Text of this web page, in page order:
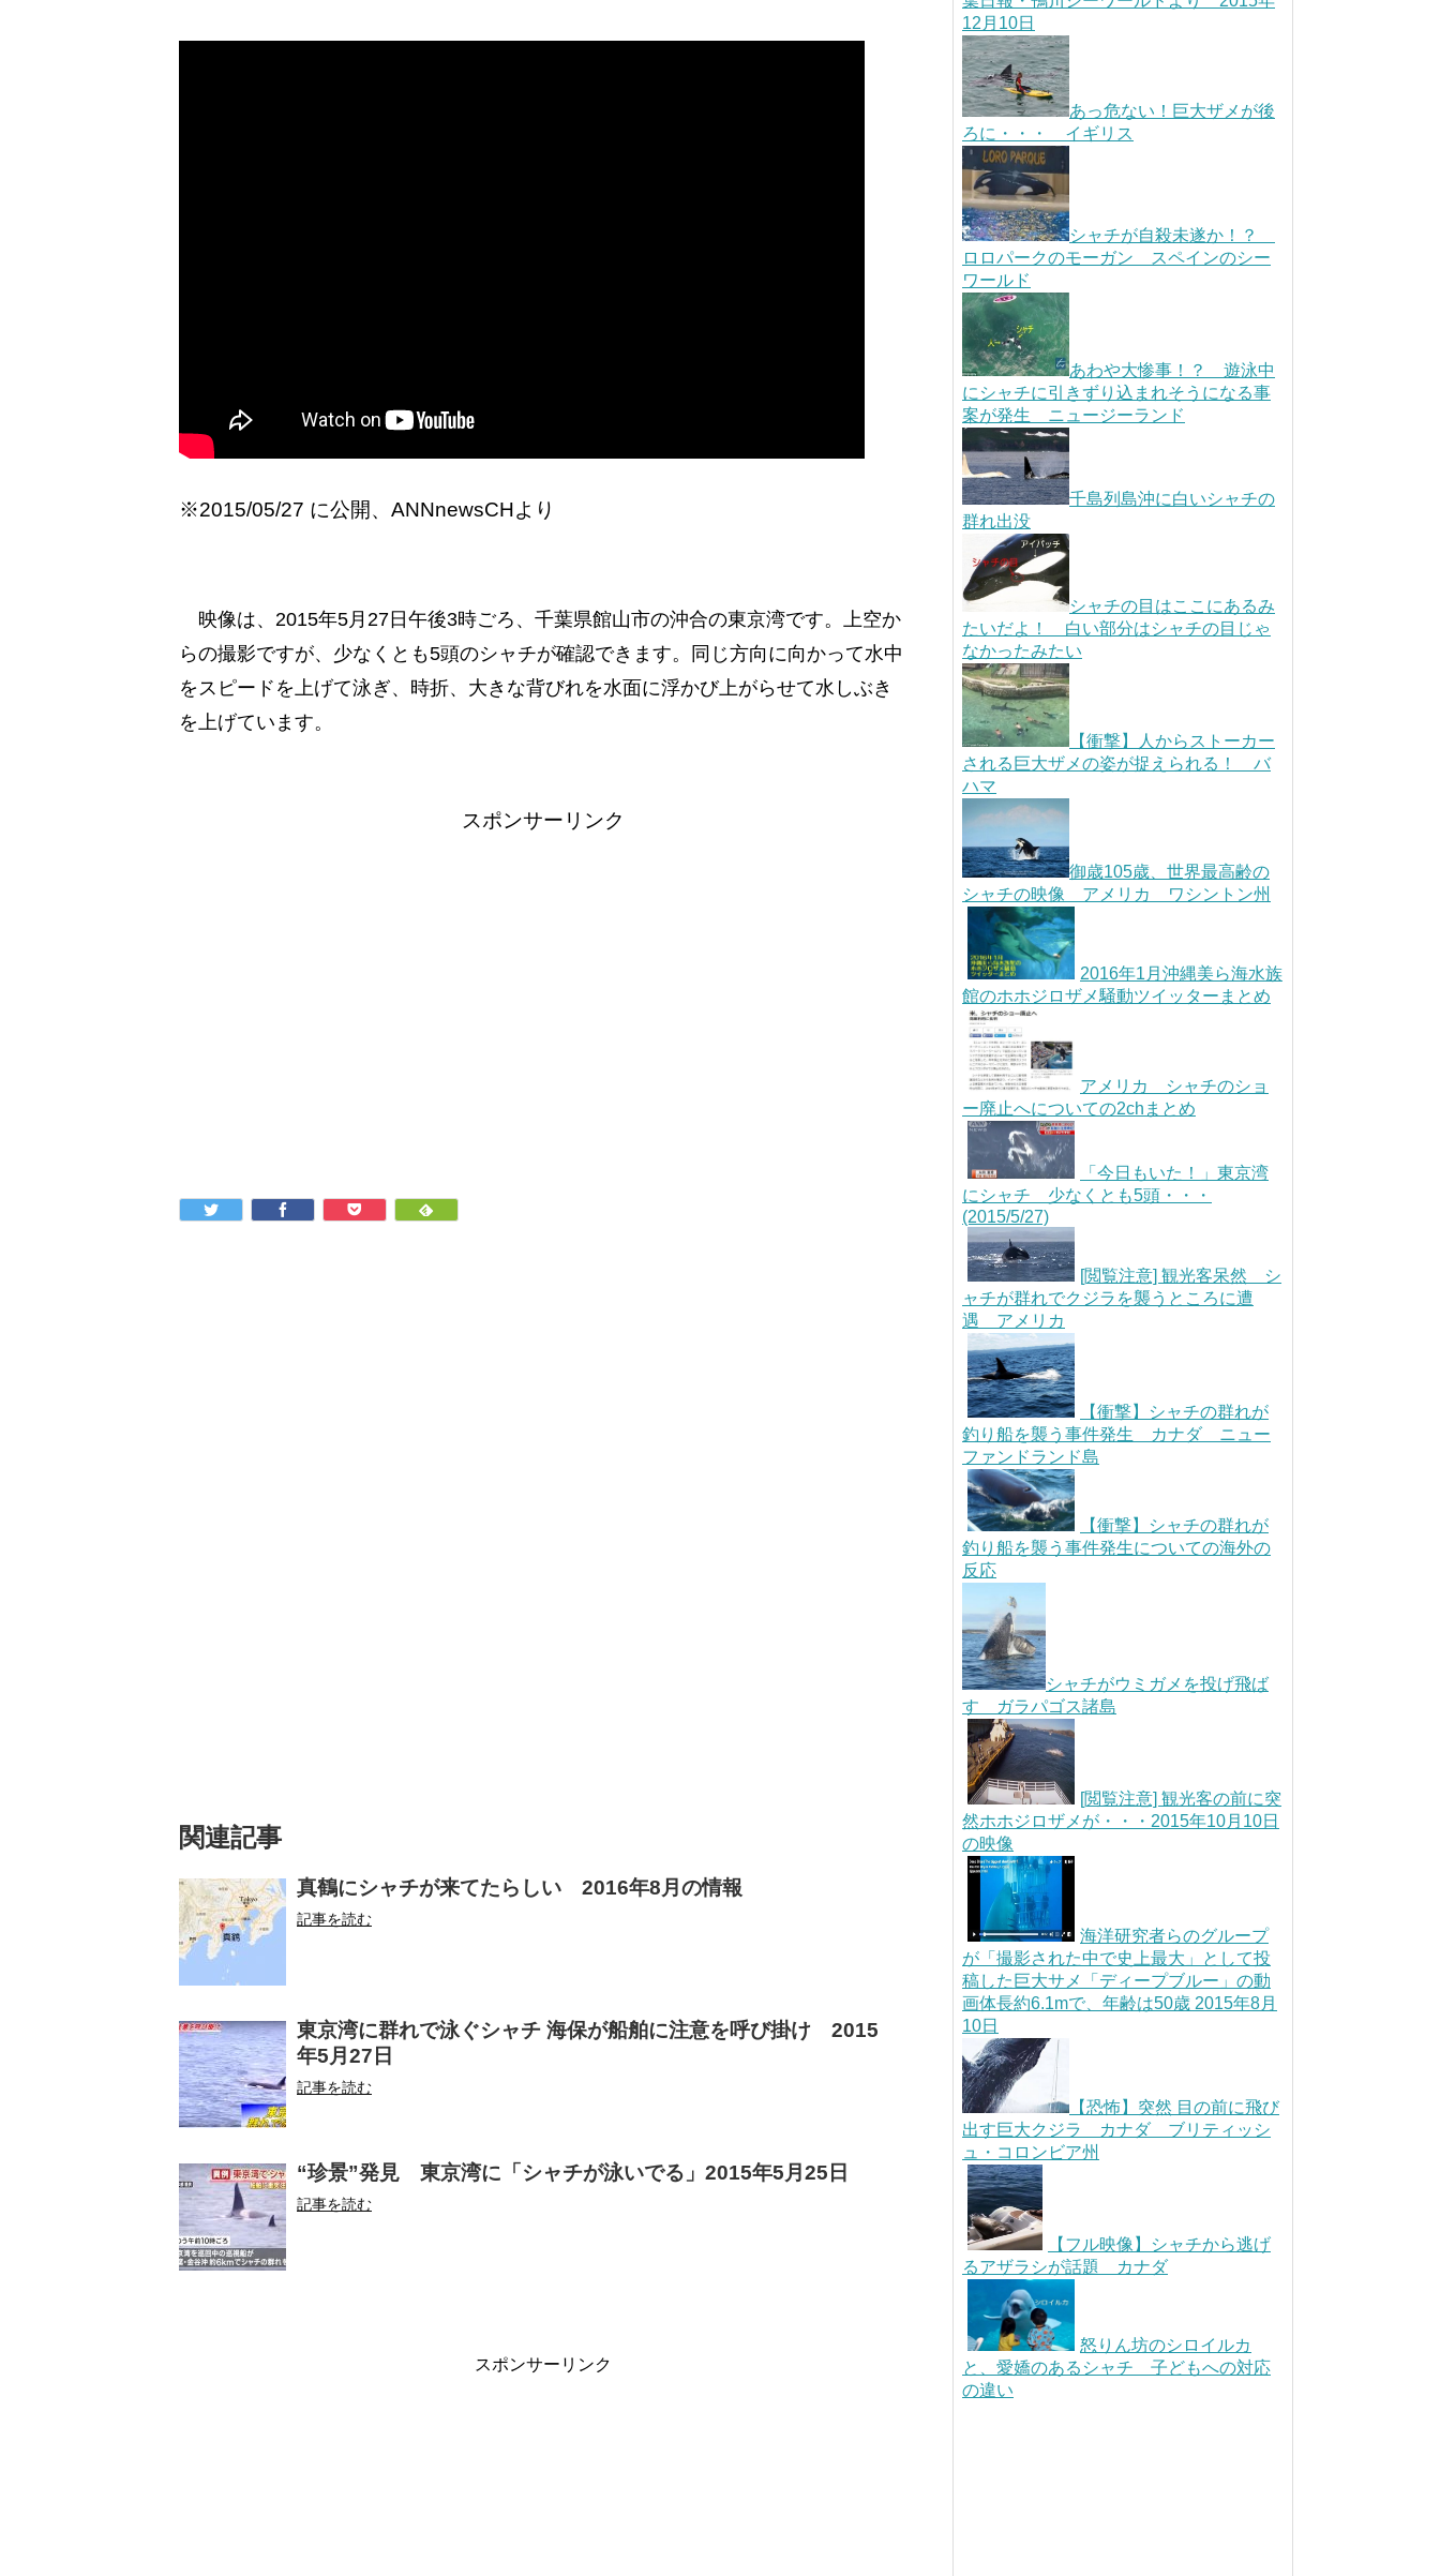
※2015/05/27 に公開、ANNnewsCHより
映像は、2015年5月27日午後3時ごろ、千葉県館山市の沖合の東京湾です。上空か
らの撮影ですが­、少なくとも5頭のシャチが確認できます。同じ方向に向かって水中
をスピードを上げて­泳ぎ、時折、大きな背びれを水面に浮かび上がらせて水しぶき
を上げています。
スポンサーリンク
関連記事
真鶴にシャチが来てたらしい 2016年8月の情報
記事を読む
東京湾に群れで泳ぐシャチ 海保が船舶に注意を呼び掛け 2015
年5月27日
記事を読む
“珍景”発見 東京湾に「シャチが泳いでる」2015年5月25日
記事を読む
スポンサーリンク
12月10日
あっ危ない！巨大ザメが後
ろに・・・ イギリス
シャチが自殺未遂か！？
ロロパークのモーガン スペインのシー
ワールド
あわや大惨事！？ 遊泳中
にシャチに引きずり込まれそうになる事
案が発生 ニュージーランド
千島列島沖に白いシャチの
群れ出没
シャチの目はここにあるみ
たいだよ！ 白い部分はシャチの目じゃ
なかったみたい
【衝撃】人からストーカー
される巨大ザメの姿が捉えられる！ バ
ハマ
御歳105歳、世界最高齢の
シャチの映像 アメリカ ワシントン州
2016年1月沖縄美ら海水族
館のホホジロザメ騒動ツイッターまとめ
アメリカ シャチのショ
ー廃止へについての2chまとめ
「今日もいた！」東京湾
にシャチ 少なくとも5頭・・・
(2015/5/27)
[閲覧注意] 観光客呆然 シ
ャチが群れでクジラを襲うところに遭
遇 アメリカ
【衝撃】シャチの群れが
釣り船を襲う事件発生 カナダ ニュー
ファンドランド島
【衝撃】シャチの群れが
釣り船を襲う事件発生についての海外の
反応
シャチがウミガメを投げ飛ば
す ガラパゴス諸島
[閲覧注意] 観光客の前に突
然ホホジロザメが・・・2015年10月10日
の映像
海洋研究者らのグループ
が「撮影された中で史上最大」として投
稿した巨大サメ「ディープブルー」の動
画体長約6.1mで、年齢は50歳 2015年8月
10日
【恐怖】突然 目の前に飛び
出す巨大クジラ カナダ ブリティッシ
ュ・コロンビア州
【フル映像】シャチから逃げ
るアザラシが話題 カナダ
怒りん坊のシロイルカ
と、愛嬌のあるシャチ 子どもへの対応
の違い